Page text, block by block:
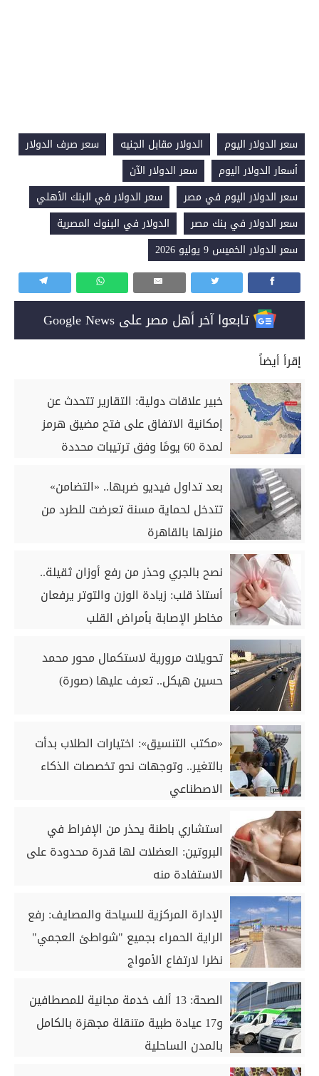
سعر الدولار اليوم الدولار مقابل الجنيه
سعر صرف الدولار
أسعار الدولار اليوم
سعر الدولار الآن
سعر الدولار اليوم في مصر
سعر الدولار في البنك الأهلي
سعر الدولار في بنك مصر
الدولار في البنوك المصرية
سعر الدولار الخميس 9 يوليو 2026
تابعوا آخر أهل مصر على Google News
إقرأ أيضاً
خبير علاقات دولية: التقارير تتحدث عن
إمكانية الاتفاق على فتح مضيق هرمز
لمدة 60 يومًا وفق ترتيبات محددة
بعد تداول فيديو ضربها.. «التضامن»
تتدخل لحماية مسنة تعرضت للطرد من
منزلها بالقاهرة
نصح بالجري وحذر من رفع أوزان ثقيلة..
أستاذ قلب: زيادة الوزن والتوتر يرفعان
مخاطر الإصابة بأمراض القلب
تحويلات مرورية لاستكمال محور محمد
حسين هيكل.. تعرف عليها (صورة)
«مكتب التنسيق»: اختيارات الطلاب بدأت
بالتغير.. وتوجهات نحو تخصصات الذكاء
الاصطناعي
استشاري باطنة يحذر من الإفراط في
البروتين: العضلات لها قدرة محدودة على
الاستفادة منه
الإدارة المركزية للسياحة والمصايف: رفع
الراية الحمراء بجميع "شواطئ العجمي"
نظرا لارتفاع الأمواج
الصحة: 13 ألف خدمة مجانية للمصطافين
و17 عيادة طبية متنقلة مجهزة بالكامل
بالمدن الساحلية